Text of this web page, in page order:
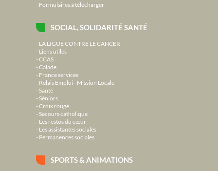
Formulaires à télécharger
SOCIAL, SOLIDARITÉ SANTÉ
LA LIGUE CONTRE LE CANCER
Liens utiles
CCAS
Calade
France services
Relais Emploi - Mission Locale
Santé
Séniors
Croix rouge
Secours catholique
Les restos du cœur
Les assistantes sociales
Permanences sociales
SPORTS & ANIMATIONS